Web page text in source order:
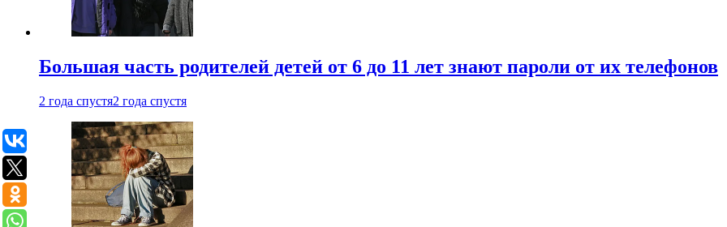
Большая часть родителей детей от 6 до 11 лет знают пароли от их телефонов
2 года спустя2 года спустя